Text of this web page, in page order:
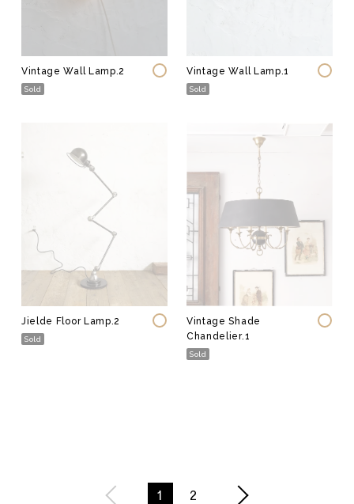
Vintage Wall Lamp.2
Sold
Vintage Wall Lamp.1
Sold
Jielde Floor Lamp.2
Sold
Vintage Shade
Chandelier.1
Sold
1 2